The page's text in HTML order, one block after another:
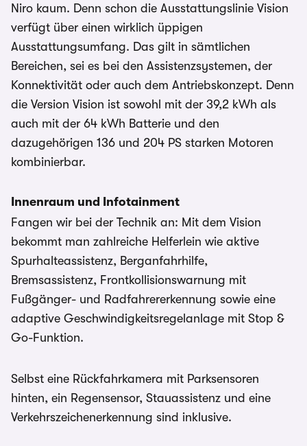
Niro kaum. Denn schon die Ausstattungslinie Vision
verfügt über einen wirklich üppigen
Ausstattungsumfang. Das gilt in sämtlichen
Bereichen, sei es bei den Assistenzsystemen, der
Konnektivität oder auch dem Antriebskonzept. Denn
die Version Vision ist sowohl mit der 39,2 kWh als
auch mit der 64 kWh Batterie und den
dazugehörigen 136 und 204 PS starken Motoren
kombinierbar.
Innenraum und Infotainment
Fangen wir bei der Technik an: Mit dem Vision
bekommt man zahlreiche Helferlein wie aktive
Spurhalteassistenz, Berganfahrhilfe,
Bremsassistenz, Frontkollisionswarnung mit
Fußgänger- und Radfahrererkennung sowie eine
adaptive Geschwindigkeitsregelanlage mit Stop &
Go-Funktion.
Selbst eine Rückfahrkamera mit Parksensoren
hinten, ein Regensensor, Stauassistenz und eine
Verkehrszeichenerkennung sind inklusive.